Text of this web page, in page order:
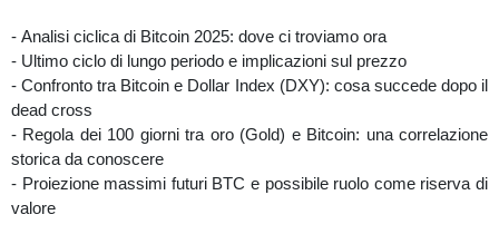
S&P500 e Magnifici 7 (cicli T+2 in formazione)
Qui non si fanno previsioni, ma si leggono vincoli, tempi e livelli
per capire prima degli altri cosa sta accadendo.
#Bitcoin #BTC #Analisi
#TradingView #CicloQuadriennale #BitcoinAnalysis
- Analisi ciclica di Bitcoin 2025: dove ci troviamo ora
- Ultimo ciclo di lungo periodo e implicazioni sul prezzo
- Confronto tra Bitcoin e Dollar Index (DXY): cosa succede dopo il
dead cross
- Regola dei 100 giorni tra oro (Gold) e Bitcoin: una correlazione
storica da conoscere
- Proiezione massimi futuri BTC e possibile ruolo come riserva di
valore